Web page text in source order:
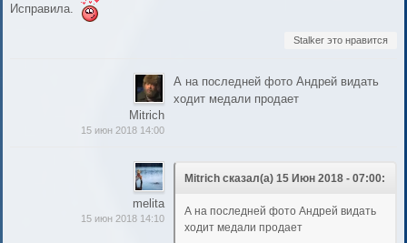
Исправила.
Stalker это нравится
Mitrich
15 июн 2018 14:00
А на последней фото Андрей видать
ходит медали продает
melita
15 июн 2018 14:10
Mitrich сказал(а) 15 Июн 2018 - 07:00:
А на последней фото Андрей видать
ходит медали продает